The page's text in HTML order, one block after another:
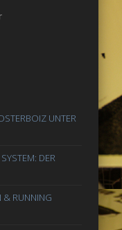
UNTER
DER
& RUNNING